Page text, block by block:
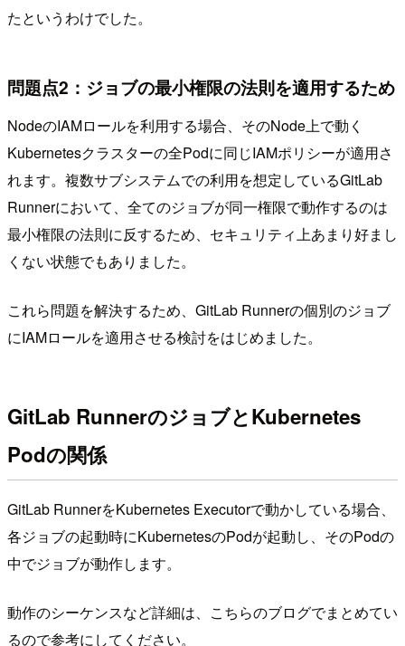
たというわけでした。
問題点2：ジョブの最小権限の法則を適用するため
NodeのIAMロールを利用する場合、そのNode上で動く
Kubernetesクラスターの全Podに同じIAMポリシーが適用さ
れます。複数サブシステムでの利用を想定しているGitLab
Runnerにおいて、全てのジョブが同一権限で動作するのは
最小権限の法則に反するため、セキュリティ上あまり好まし
くない状態でもありました。
これら問題を解決するため、GitLab Runnerの個別のジョブ
にIAMロールを適用させる検討をはじめました。
GitLab RunnerのジョブとKubernetes
Podの関係
GitLab RunnerをKubernetes Executorで動かしている場合、
各ジョブの起動時にKubernetesのPodが起動し、そのPodの
中でジョブが動作します。
動作のシーケンスなど詳細は、こちらのブログでまとめてい
るので参考にしてください。